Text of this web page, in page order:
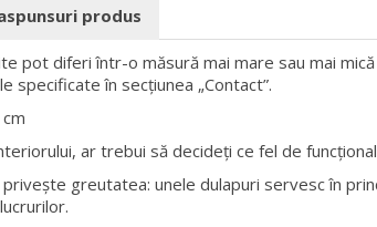
produs
pot diferi într-o măsură mai mare sau mai
specificate în secțiunea „Contact”.
ar trebui să decideți ce fel de
greutatea: unele dulapuri servesc în